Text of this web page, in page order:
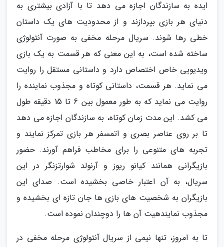
ایده به سازندگان اجازه می دهد تا با آزادی بیشتری به
دنیای هر بازی بپردازند و از محدودیت های یک داستان
خطی رها شوند. سریال مرحله مخفی به صورت آنتولوژی
ساخته شده است، به این معنی که هر قسمت به یک بازی
ویدیویی خاص اختصاص دارد و داستانی مستقل را روایت
می نماید. هر قسمت، داستانی کوتاه و مجذوب نماینده را
روایت می نماید که به طور معمول بین 6 تا 15 دقیقه طول
می کشد. این مدت زمان کوتاه، به سازندگان اجازه می دهد
تا بر روی عناصر بصری و اتمسفر هر بازی تمرکز نمایند و
تجربه های متنوعی را برای مخاطب فراهم آورند. حضور
بازیگرانی همانند کیانو ریوز و آرنولد شوارتزنگر در این
سریال، به آن اعتبار خاصی بخشیده است. صدای این
بازیگران به شخصیت های بازی ها جان تازه ای بخشیده و
مجذوب نمایندهیت آن ها را دوچندان نموده است.
تا به امروز، تنها نیمی از سریال آنتولوژی مرحله مخفی در